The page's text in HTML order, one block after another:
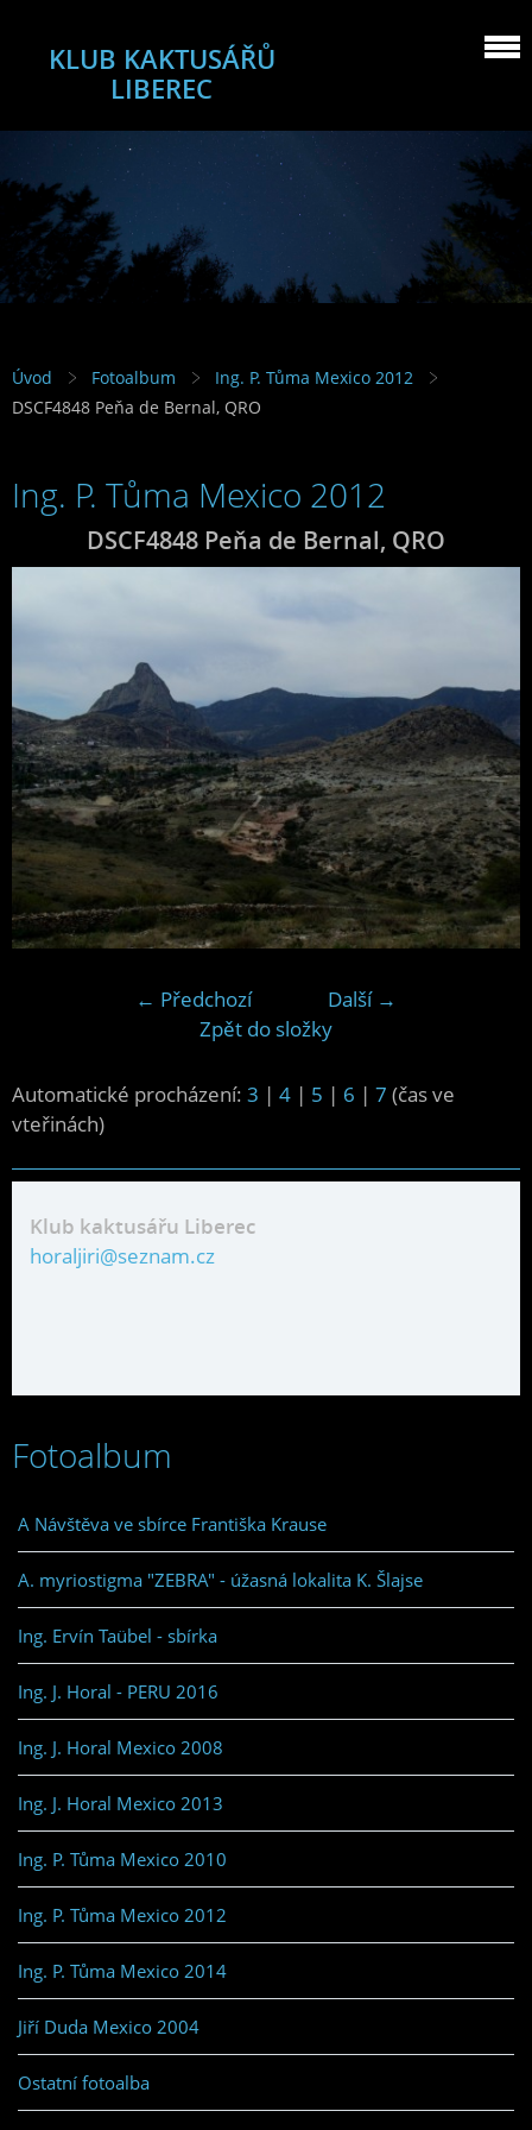
KLUB KAKTUSÁŘŮ
LIBEREC
Úvod Fotoalbum
Ing. P. Tůma Mexico 2012
DSCF4848 Peňa de Bernal, QRO
Ing. P. Tůma Mexico 2012
DSCF4848 Peňa de Bernal, QRO
← Předchozí
Další →
Zpět do složky
Automatické procházení: 3 | 4 | 5 | 6 | 7 (čas ve
vteřinách)
Klub kaktusářu Liberec
horaljiri@seznam.cz
Fotoalbum
A Návštěva ve sbírce Františka Krause
A. myriostigma "ZEBRA" - úžasná lokalita K. Šlajse
Ing. Ervín Taübel - sbírka
Ing. J. Horal - PERU 2016
Ing. J. Horal Mexico 2008
Ing. J. Horal Mexico 2013
Ing. P. Tůma Mexico 2010
Ing. P. Tůma Mexico 2012
Ing. P. Tůma Mexico 2014
Jiří Duda Mexico 2004
Ostatní fotoalba